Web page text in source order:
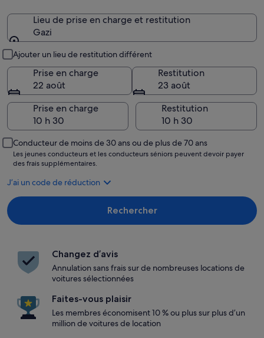
Lieu de prise en charge et restitution
Gazi
Ajouter un lieu de restitution différent
Prise en charge
22 août
Restitution
23 août
Prise en charge
Restitution
Conducteur de moins de 30 ans ou de plus de 70 ans
Les jeunes conducteurs et les conducteurs séniors peuvent devoir payer
des frais supplémentaires.
J’ai un code de réduction
Rechercher
Changez d’avis
Annulation sans frais sur de nombreuses locations de
voitures sélectionnées
Faites-vous plaisir
Les membres économisent 10 % ou plus sur plus d’un
million de voitures de location